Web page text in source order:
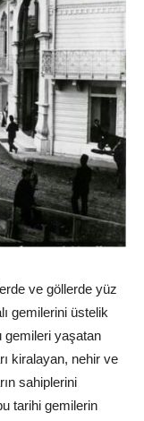
ve göllerde yüz
gemilerini üstelik
gemileri yaşatan
kiralayan, nehir ve
sahiplerini
tarihi gemilerin